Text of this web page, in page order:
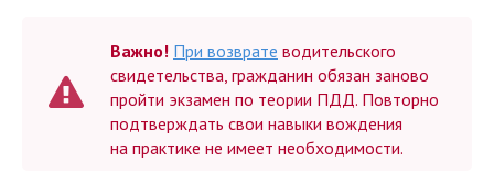
Важно! При возврате водительского
свидетельства, гражданин обязан заново
пройти экзамен по теории ПДД. Повторно
подтверждать свои навыки вождения
на практике не имеет необходимости.